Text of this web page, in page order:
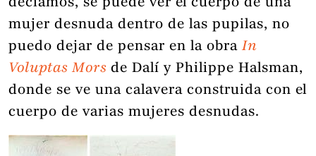
decíamos, se puede ver el cuerpo de una
mujer desnuda dentro de las pupilas, no
puedo dejar de pensar en la obra In
Voluptas Mors de Dalí y Philippe Halsman,
donde se ve una calavera construida con el
cuerpo de varias mujeres desnudas.